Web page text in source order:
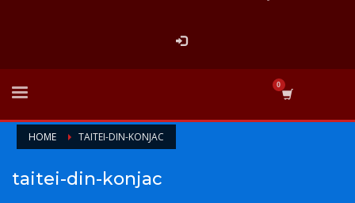
HOME TAITEI-DIN-KONJAC
taitei-din-konjac